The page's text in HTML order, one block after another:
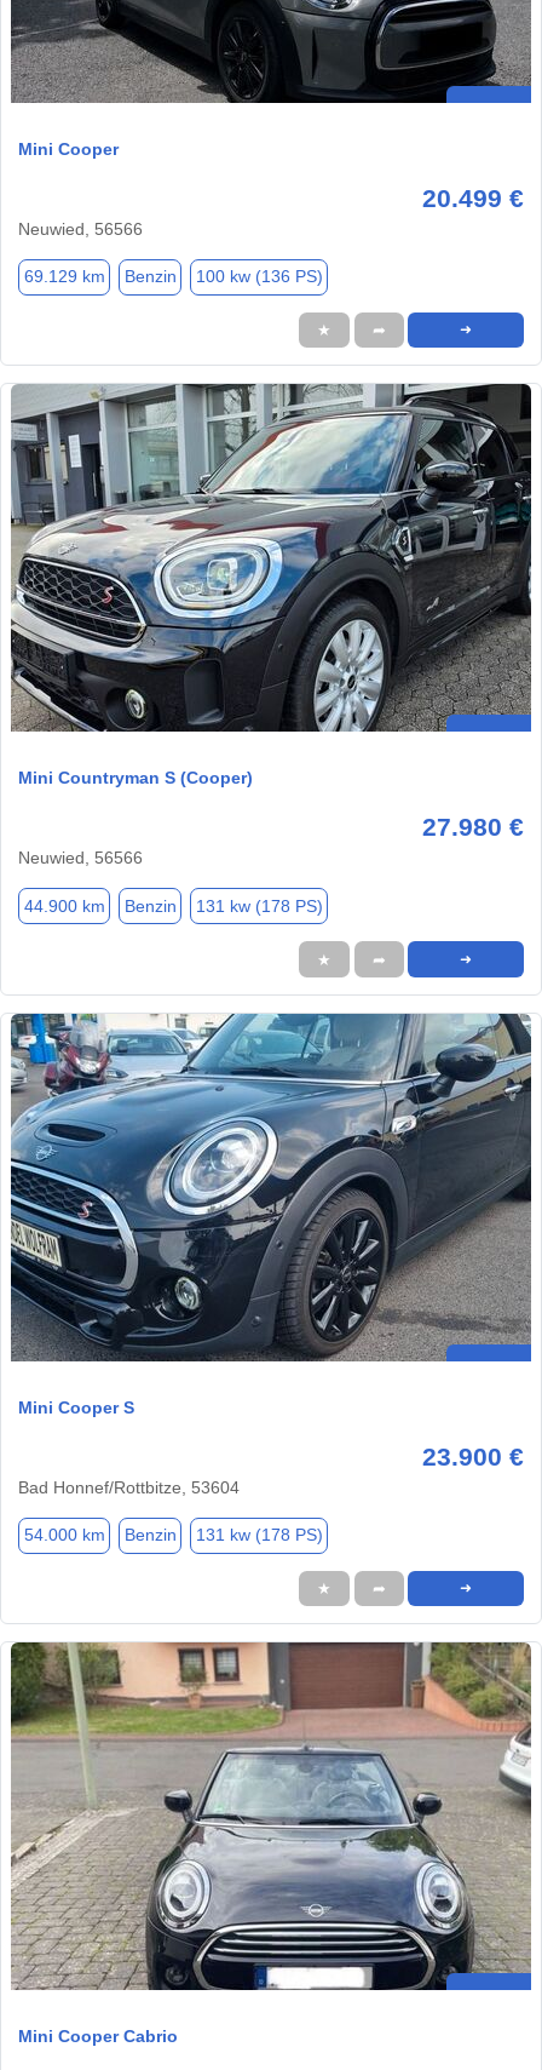
Mini Cooper
20.499 €
Neuwied, 56566
69.129 km Benzin 100 kw (136 PS)
★ ➦ ➜
Mini Countryman S (Cooper)
27.980 €
Neuwied, 56566
44.900 km Benzin 131 kw (178 PS)
★ ➦ ➜
Mini Cooper S
23.900 €
Bad Honnef/Rottbitze, 53604
54.000 km Benzin 131 kw (178 PS)
★ ➦ ➜
Mini Cooper Cabrio